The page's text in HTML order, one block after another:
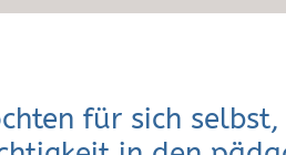
für sich